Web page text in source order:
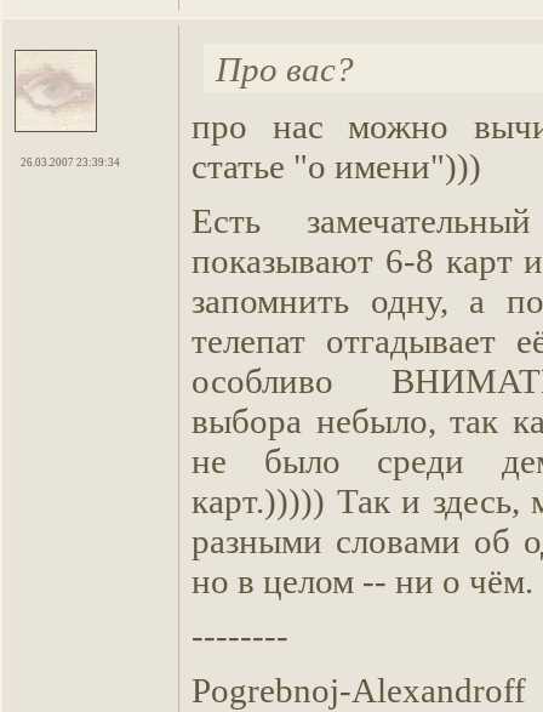
26.03.2007 23:39:34
Про вас?
про нас можно
статье "о имени")))
Есть
показывают 6-8 карт
запомнить одну, а
телепат отгадывает
особливо
выбора небыло, так
не было среди
карт.))))) Так и здесь,
разными словами об
но в целом -- ни о чём.
--------
Pogrebnoj-Alexandroff